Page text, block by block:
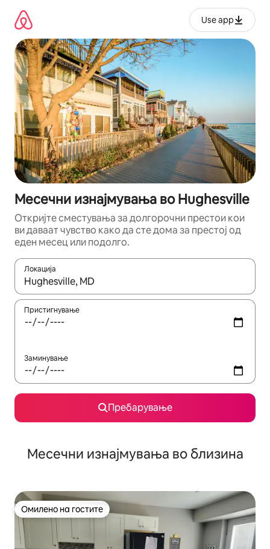
содржина
Use app
Месечни изнајмувања во Hughesville
Откријте сместувања за долгорочни престои кои
ви даваат чувство како да сте дома за престој од
еден месец или подолго.
Локација
Кога резултатите се достапни, движете се со копчињата
Пристигнување
Заминување
Пребарување
Месечни изнајмувања во близина
Омилено на гостите
Омилено на гостите